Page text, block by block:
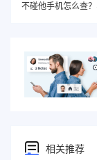
相关推荐